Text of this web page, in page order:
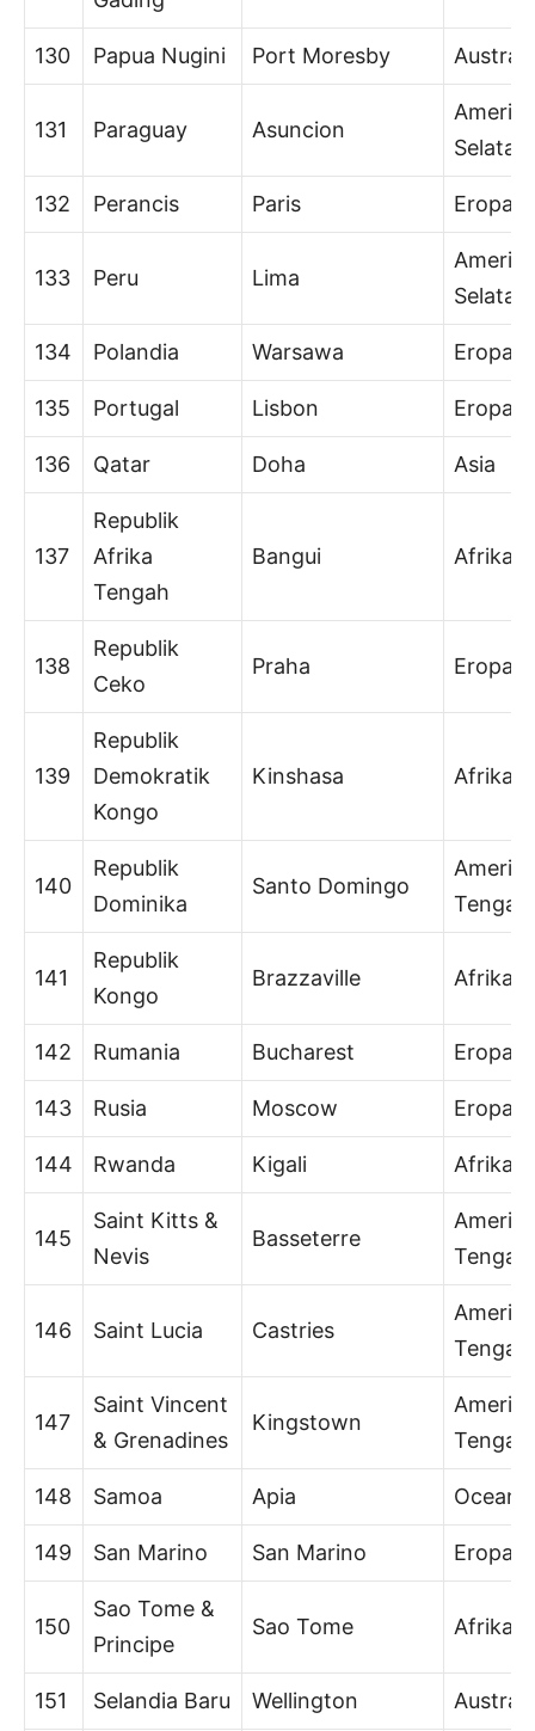
130 Papua Nugini Port Moresby
131 Paraguay Asuncion
Amerika
Selatan
132 Perancis Paris Eropa
133 Peru Lima
Amerika
Selatan
134 Polandia Warsawa Eropa
135 Portugal Lisbon Eropa
136 Qatar Doha Asia
137
Republik
Afrika
Tengah
Bangui Afrika
138
Republik
Ceko
Praha Eropa
139
Republik
Demokratik
Kongo
Kinshasa Afrika
140
Republik
Dominika
Santo Domingo
Amerika
Tengah
141
Republik
Kongo
Brazzaville Afrika
142 Rumania Bucharest Eropa
143 Rusia Moscow Eropa
144 Rwanda Kigali Afrika
145
Saint Kitts &
Nevis
Basseterre
Amerika
Tengah
146 Saint Lucia Castries
Amerika
Tengah
147
Saint Vincent
& Grenadines
Kingstown
Amerika
Tengah
148 Samoa Apia Oceania
149 San Marino San Marino Eropa
150
Sao Tome &
Principe
Sao Tome Afrika
151 Selandia Baru Wellington